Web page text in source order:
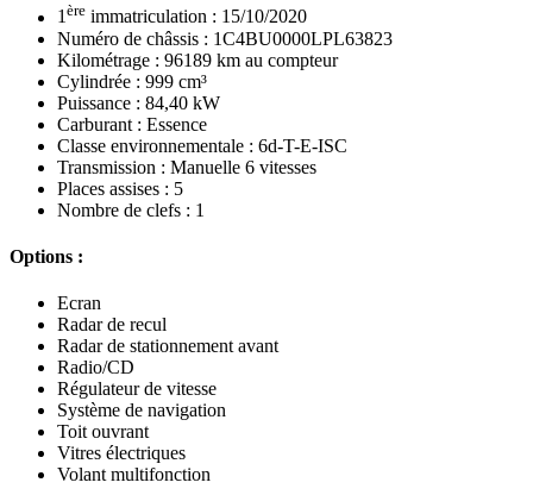
1ère immatriculation : 15/10/2020
Numéro de châssis : 1C4BU0000LPL63823
Kilométrage : 96189 km au compteur
Cylindrée : 999 cm³
Puissance : 84,40 kW
Carburant : Essence
Classe environnementale : 6d-T-E-ISC
Transmission : Manuelle 6 vitesses
Places assises : 5
Nombre de clefs : 1
Options :
Ecran
Radar de recul
Radar de stationnement avant
Radio/CD
Régulateur de vitesse
Système de navigation
Toit ouvrant
Vitres électriques
Volant multifonction